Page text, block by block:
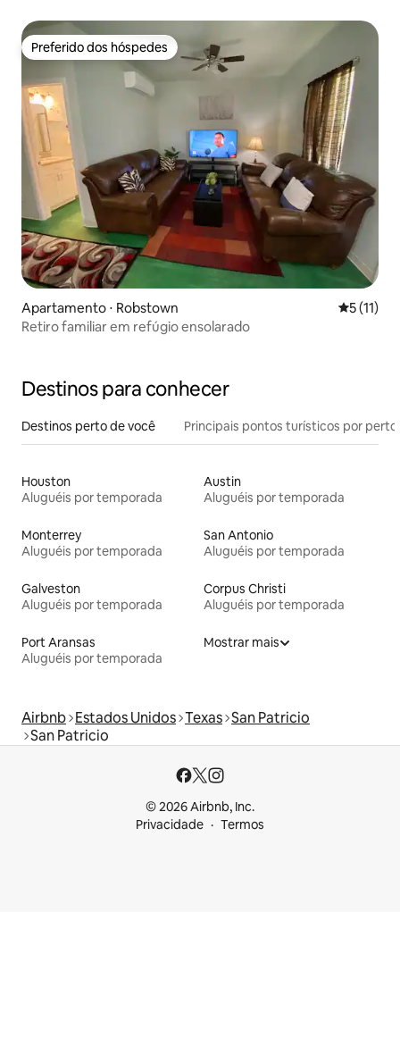
Preferido dos hóspedes
Preferido dos hóspedes
Apartamento ⋅ Robstown 5 de uma
5 (11)
Retiro familiar em refúgio ensolarado
Destinos para conhecer
Destinos perto de você Principais pontos turísticos por perto
Houston
Aluguéis por temporada
Austin
Aluguéis por temporada
Monterrey
Aluguéis por temporada
San Antonio
Aluguéis por temporada
Galveston
Aluguéis por temporada
Corpus Christi
Aluguéis por temporada
Port Aransas
Aluguéis por temporada
Mostrar mais
Airbnb Estados Unidos Texas San Patricio
San Patricio
© 2026 Airbnb, Inc.
Privacidade
Termos